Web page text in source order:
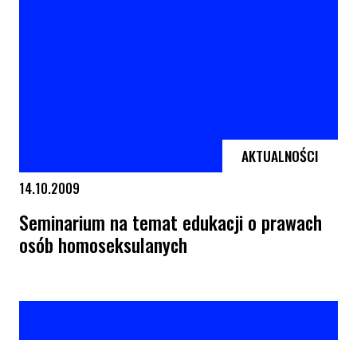
AKTUALNOŚCI
14.10.2009
Seminarium na temat edukacji o prawach
osób homoseksulanych